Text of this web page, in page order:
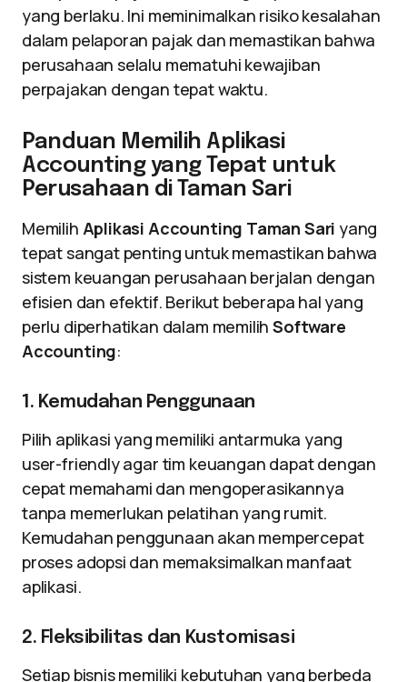
yang berlaku. Ini meminimalkan risiko kesalahan
dalam pelaporan pajak dan memastikan bahwa
perusahaan selalu mematuhi kewajiban
perpajakan dengan tepat waktu.
Panduan Memilih Aplikasi
Accounting yang Tepat untuk
Perusahaan di Taman Sari
Memilih Aplikasi Accounting Taman Sari yang
tepat sangat penting untuk memastikan bahwa
sistem keuangan perusahaan berjalan dengan
efisien dan efektif. Berikut beberapa hal yang
perlu diperhatikan dalam memilihSoftware
Accounting:
1. Kemudahan Penggunaan
Pilih aplikasi yang memiliki antarmuka yang
user-friendly agar tim keuangan dapat dengan
cepat memahami dan mengoperasikannya
tanpa memerlukan pelatihan yang rumit.
Kemudahan penggunaan akan mempercepat
proses adopsi dan memaksimalkan manfaat
aplikasi.
2. Fleksibilitas dan Kustomisasi
Setiap bisnis memiliki kebutuhan yang berbeda